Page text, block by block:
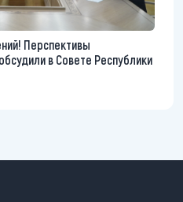
Перспективы
в Совете Республики